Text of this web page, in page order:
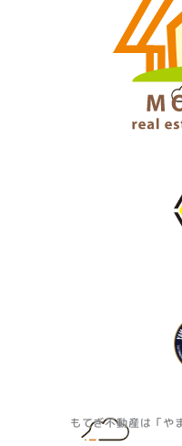
もてぎ不動産は「や